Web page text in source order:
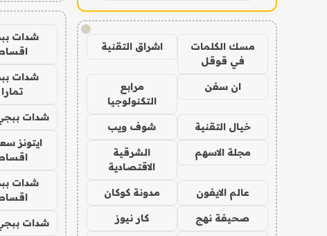
!
مسك الكلمات
في قوقل
اشراق التقنية
ان سفن
مرابع
التكنولوجيا
خيال التقنية شوف ويب
مجلة الاسهم
الشرقية
الاقتصادية
عالم الايفون مدونة كوكان
صحيفة نهج كار نيوز
شدات
شدات
تمارا
شدات
ايتونز
شدات
شدات